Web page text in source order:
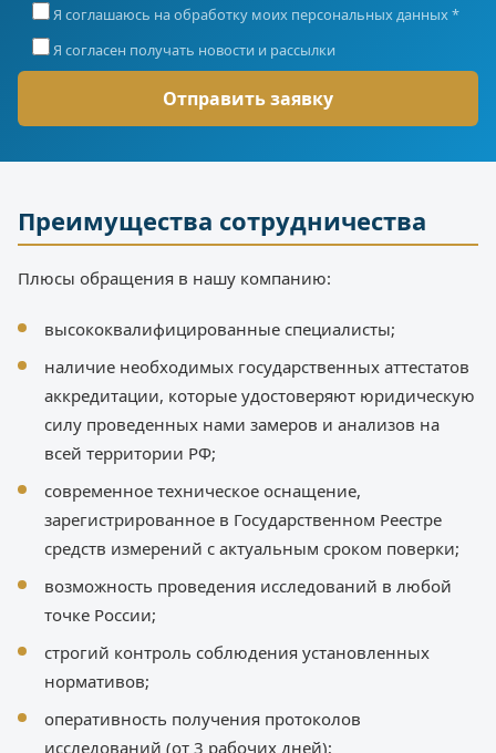
Я соглашаюсь на обработку моих персональных данных *
Я согласен получать новости и рассылки
Преимущества сотрудничества
Плюсы обращения в нашу компанию:
высококвалифицированные специалисты;
наличие необходимых государственных аттестатов
аккредитации, которые удостоверяют юридическую
силу проведенных нами замеров и анализов на
всей территории РФ;
современное техническое оснащение,
зарегистрированное в Государственном Реестре
средств измерений с актуальным сроком поверки;
возможность проведения исследований в любой
точке России;
строгий контроль соблюдения установленных
нормативов;
оперативность получения протоколов
исследований (от 3 рабочих дней);